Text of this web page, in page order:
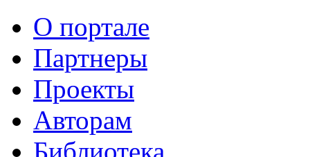
О портале
Партнеры
Проекты
Авторам